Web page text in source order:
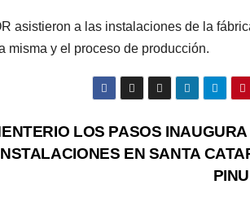
asistieron a las instalaciones de la
misma y el proceso de producción.
LOS PASOS INAUGURA
EN SANTA